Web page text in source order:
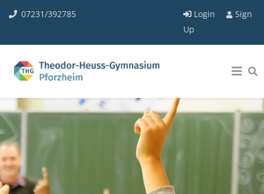
07231/392785 Login
Sign
Up